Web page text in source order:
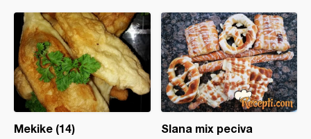
Mekike (14) Slana mix peciva